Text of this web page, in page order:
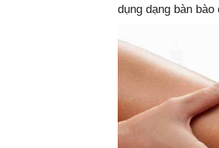
dụng dạng bàn